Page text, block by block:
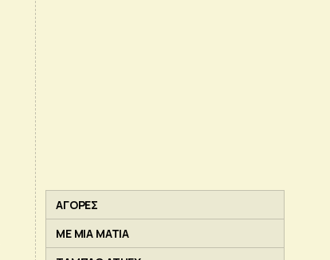
ΑΓΟΡΕΣ
ΜΕ ΜΙΑ ΜΑΤΙΑ